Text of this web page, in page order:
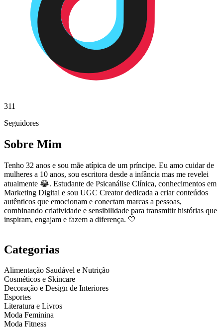
311
Seguidores
Sobre Mim
Tenho 32 anos e sou mãe atípica de um príncipe. Eu amo cuidar de
mulheres a 10 anos, sou escritora desde a infância mas me revelei
atualmente 😂. Estudante de Psicanálise Clínica, conhecimentos em
Marketing Digital e sou UGC Creator dedicada a criar conteúdos
autênticos que emocionam e conectam marcas a pessoas,
combinando criatividade e sensibilidade para transmitir histórias que
inspiram, engajam e fazem a diferença. 🤍
Categorias
Alimentação Saudável e Nutrição
Cosméticos e Skincare
Decoração e Design de Interiores
Esportes
Literatura e Livros
Moda Feminina
Moda Fitness